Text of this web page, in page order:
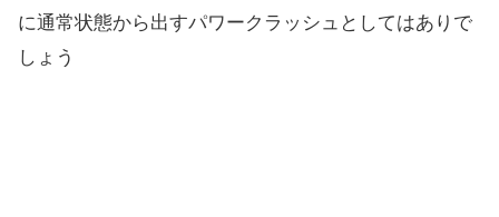
に通常状態から出すパワークラッシュとしてはありで
しょう